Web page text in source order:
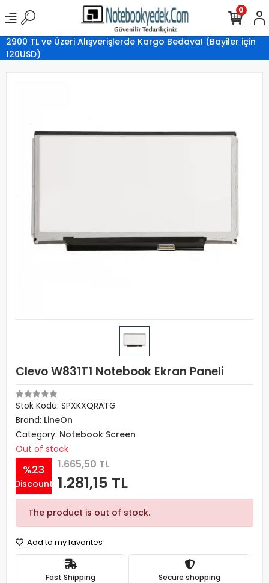
2900 TL ve Üzeri Alışverişlerde Kargo Bedava! (Bayiler için
120USD)
0
Clevo W831T1 Notebook Ekran Paneli
Stok Kodu: SPXKXQRATG
Brand: LineOn
Category: Notebook Screen
Out of stock
%23
Discount
1.665,50 TL
1.281,15 TL
The product is out of stock.
Add to my favorites
Fast Shipping Secure shopping